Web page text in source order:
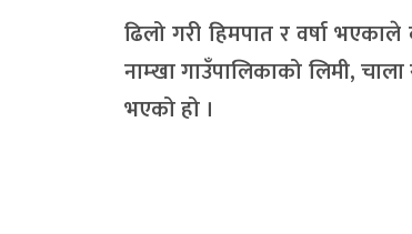
ढिलो गरी हिमपात र वर्षा
नाम्खा गाउँपालिकाको लिमी,
भएको हो ।